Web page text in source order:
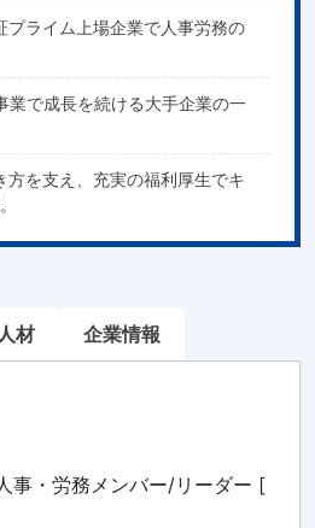
プライム上場企業で人事労務の
業で成長を続ける大手企業の一
を支え、充実の福利厚生でキ
材 企業情報
事・労務メンバー/リーダー [